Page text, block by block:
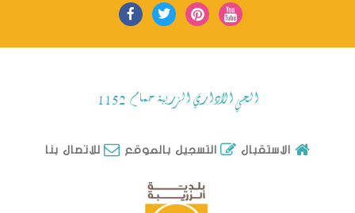
الحي الاداري الزريبة حمام 1152
الاستقبال التسجيل بالموقع